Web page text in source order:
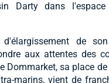
Darty dans l'espace
d'élargissement de
aux attentes des
Dommarket, sa place
marins, vient de